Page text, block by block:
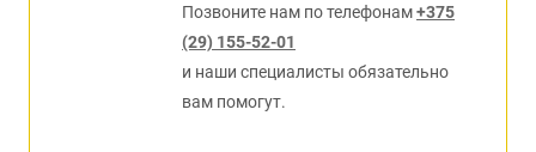
Позвоните нам по телефонам+375
(29) 155-52-01
и наши специалисты обязательно
вам помогут.